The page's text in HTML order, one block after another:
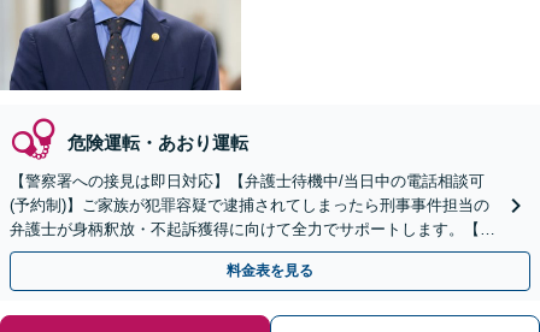
危険運転・あおり運転
【警察署への接見は即日対応】【弁護士待機中/当日中の電話相談可
(予約制)】ご家族が犯罪容疑で逮捕されてしまったら刑事事件担当の
弁護士が身柄釈放・不起訴獲得に向けて全力でサポートします。【毎
月100名以上の相談実績】【全国対応】
料金表を見る